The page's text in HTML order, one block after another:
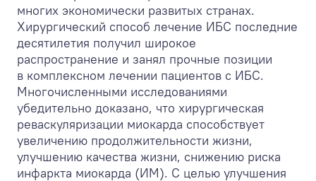
многих экономически развитых странах.
Хирургический способ лечение ИБС последние
десятилетия получил широкое
распространение и занял прочные позиции
в комплексном лечении пациентов с ИБС.
Многочисленными исследованиями
убедительно доказано, что хирургическая
реваскуляризации миокарда способствует
увеличению продолжительности жизни,
улучшению качества жизни, снижению риска
инфаркта миокарда (ИМ). С целью улучшения